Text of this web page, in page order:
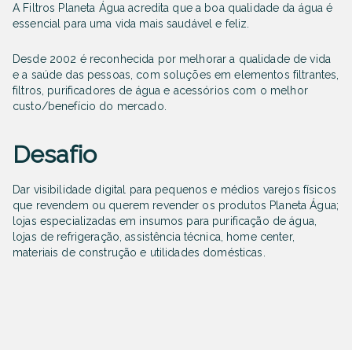
A Filtros Planeta Água acredita que a boa qualidade da água é
essencial para uma vida mais saudável e feliz.
Desde 2002 é reconhecida por melhorar a qualidade de vida
e a saúde das pessoas, com soluções em elementos filtrantes,
filtros, purificadores de água e acessórios com o melhor
custo/benefício do mercado.
Desafio
Dar visibilidade digital para pequenos e médios varejos físicos
que revendem ou querem revender os produtos Planeta Água;
lojas especializadas em insumos para purificação de água,
lojas de refrigeração, assistência técnica, home center,
materiais de construção e utilidades domésticas.